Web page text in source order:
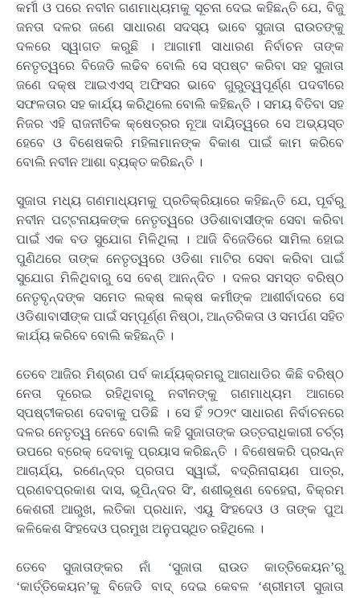
କର୍ମୀ ଓ ପରେ ନବୀନ ଗଣମାଧ୍ୟମକୁ ସୂଚନା ଦେଇ କହିଛନ୍ତି ଯେ, ବିଜୁ
ଜନତା ଦଳର ଜଣେ ସାଧାରଣ ସଦସ୍ୟ ଭାବେ ସୁଜାତା ରାଉତଙ୍କୁ
ଦଳରେ ସ୍ୱାଗତ କରୁଛି । ଆଗାମୀ ସାଧାରଣ ନିର୍ବାଚନ ତାଙ୍କ
ନେତୃତ୍ୱରେ ବିଜେଡି ଲଢିବ ବୋଲି ସେ ସ୍ପଷ୍ଟ କରିବା ସହ ସୁଜାତା
ଜଣେ ଦକ୍ଷ ଆଇଏଏସ୍ ଅଫିସର ଭାବେ ଗୁରୁତ୍ୱପୂର୍ଣ୍ଣ ପଦବୀରେ
ସଫଳତାର ସହ କାର୍ଯ୍ୟ କରିଥିଲେ ବୋଲି କହିଛନ୍ତି । ସମୟ ବିତିବା ସହ
ନିଜର ଏହି ରାଜନୀତିକ କ୍ଷେତ୍ରର ନୂଆ ଦାୟିତ୍ୱରେ ସେ ଅଭ୍ୟସ୍ତ
ହେବେ ଓ ବିଶେଷକରି ମହିଳାମାନଙ୍କ ବିକାଶ ପାଇଁ କାମ କରିବେ
ବୋଲି ନବୀନ ଆଶା ବ୍ୟକ୍ତ କରିଛନ୍ତି ।
ସୁଜାତା ମଧ୍ୟ ଗଣମାଧ୍ୟମକୁ ପ୍ରତିକ୍ରିୟାରେ କହିଛନ୍ତି ଯେ, ପୂର୍ବରୁ
ନବୀନ ପଟ୍ଟନାୟକଙ୍କ ନେତୃତ୍ୱରେ ଓଡିଶାବାସୀଙ୍କ ସେବା କରିବା
ପାଇଁ ଏକ ବଡ ସୁଯୋଗ ମିଳିଥିଲା । ଆଜି ବିଜେଡିରେ ସାମିଲ ହୋଇ
ପୁଣିଥରେ ତାଙ୍କ ନେତୃତ୍ୱରେ ଓଡିଶା ମାଟିର ସେବା କରିବା ପାଇଁ
ସୁଯୋଗ ମିଳିଥିବାରୁ ସେ ବେଶ୍ ଆନନ୍ଦିତ । ଦଳର ସମସ୍ତ ବରିଷ୍ଠ
ନେତୃବୃନ୍ଦଙ୍କ ସମେତ ଲକ୍ଷ ଲକ୍ଷ କର୍ମୀଙ୍କ ଆଶୀର୍ବାଦରେ ସେ
ଓଡିଶାବାସୀଙ୍କ ପାଇଁ ସମ୍ପୂର୍ଣ୍ଣ ନିଷ୍ଠା, ଆନ୍ତରିକତା ଓ ସମର୍ପଣ ସହିତ
କାର୍ଯ୍ୟ କରିବେ ବୋଲି କହିଛନ୍ତି ।
ତେବେ ଆଜିର ମିଶ୍ରଣ ପର୍ବ କାର୍ଯ୍ୟକ୍ରମରୁ ଆଗଧାଡିର କିଛି ବରିଷ୍ଠ
ନେତା ଦୂରେଇ ରହିଥିବାରୁ ନବୀନଙ୍କୁ ଗଣମାଧ୍ୟମ ଆଗରେ
ସ୍ପଷ୍ଟୀକରଣ ଦେବାକୁ ପଡିଛି । ସେ ହିଁ ୨୦୨୯ ସାଧାରଣ ନିର୍ବାଚନରେ
ଦଳର ନେତୃତ୍ୱ ନେବେ ବୋଲି କହି ସୁଜାତାଙ୍କ ଉତ୍ତରାଧିକାରୀ ଚର୍ଚ୍ଚା
ଉପରେ ବ୍ରେକ୍ ଦେବାକୁ ପ୍ରୟାସ କରିଛନ୍ତି । ବିଶେଷକରି ପ୍ରସନ୍ନ
ଆଚାର୍ଯ୍ୟ, ରଣେନ୍ଦ୍ର ପ୍ରତାପ ସ୍ୱାଇଁ, ବଦ୍ରିନାରାୟଣ ପାତ୍ର,
ପ୍ରଣବପ୍ରକାଶ ଦାସ, ଭୂପିନ୍ଦର ସିଂ, ଶଶୀଭୂଷଣ ବେହେରା, ବିକ୍ରମ
କେଶରୀ ଆରୁଖ, ଲତିକା ପ୍ରଧାନ, ଏୟୁ ସିଂହଦେଓ ଓ ତାଙ୍କ ପୁଅ
କଳିକେଶ ସିଂହଦେଓ ପ୍ରମୁଖ ଅନୁପସ୍ଥିତ ରହିଥିଲେ ।
ତେବେ ସୁଜାତାଙ୍କର ନାଁ ‘ସୁଜାତା ରାଉତ କାତ୍ତିକେୟନ’ରୁ
‘କାର୍ତ୍ତିକେୟନ’କୁ ବିଜେଡି ବାଦ୍ ଦେଇ କେବଳ ‘ଶ୍ରୀମତୀ ସୁଜାତା